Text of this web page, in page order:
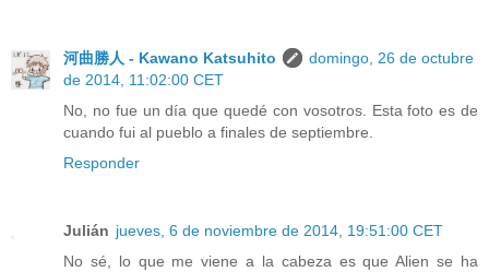
河曲勝人 - Kawano Katsuhito
domingo, 26 de octubre
de 2014, 11:02:00 CET
No, no fue un día que quedé con vosotros. Esta foto es de
cuando fui al pueblo a finales de septiembre.
Responder
Julián jueves, 6 de noviembre de 2014, 19:51:00 CET
No sé, lo que me viene a la cabeza es que Alien se ha